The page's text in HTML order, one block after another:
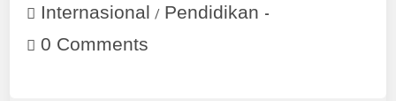
Internasional / Pendidikan
0 Comments